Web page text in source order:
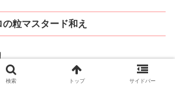
粒マスタード和え
検索 トップ サイドバー